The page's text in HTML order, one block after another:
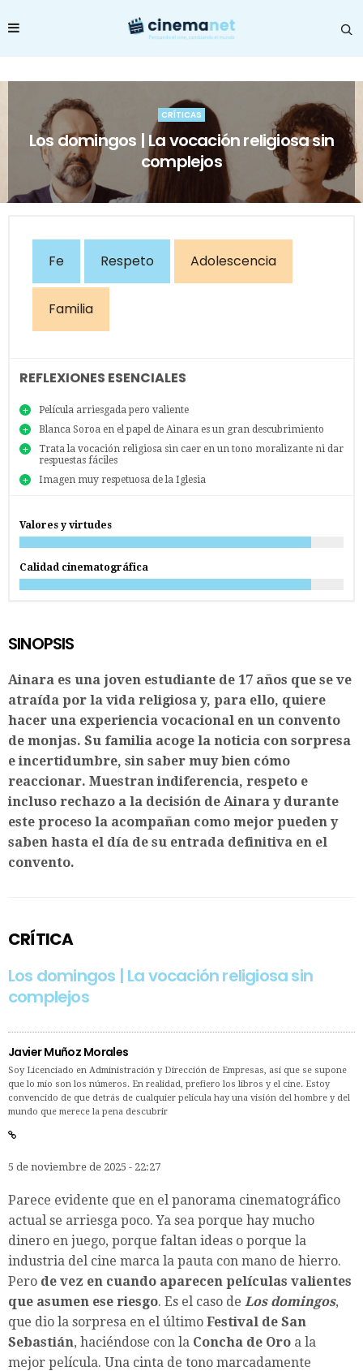
CRÍTICAS
Los domingos | La vocación religiosa sin
complejos
Fe Respeto Adolescencia
Familia
REFLEXIONES ESENCIALES
Película arriesgada pero valiente
Blanca Soroa en el papel de Ainara es un gran descubrimiento
Trata la vocación religiosa sin caer en un tono moralizante ni dar
respuestas fáciles
Imagen muy respetuosa de la Iglesia
Valores y virtudes
Calidad cinematográfica
SINOPSIS
Ainara es una joven estudiante de 17 años que se ve
atraída por la vida religiosa y, para ello, quiere
hacer una experiencia vocacional en un convento
de monjas. Su familia acoge la noticia con sorpresa
e incertidumbre, sin saber muy bien cómo
reaccionar. Muestran indiferencia, respeto e
incluso rechazo a la decisión de Ainara y durante
este proceso la acompañan como mejor pueden y
saben hasta el día de su entrada definitiva en el
convento.
CRÍTICA
Los domingos | La vocación religiosa sin
complejos
Javier Muñoz Morales
Soy Licenciado en Administración y Dirección de Empresas, así que se supone
que lo mío son los números. En realidad, prefiero los libros y el cine. Estoy
convencido de que detrás de cualquier película hay una visión del hombre y del
mundo que merece la pena descubrir
5 de noviembre de 2025 - 22:27
Parece evidente que en el panorama cinematográfico
actual se arriesga poco. Ya sea porque hay mucho
dinero en juego, porque faltan ideas o porque la
industria del cine marca la pauta con mano de hierro.
Pero de vez en cuando aparecen películas valientes
que asumen ese riesgo. Es el caso de Los domingos,
que dio la sorpresa en el último Festival de San
Sebastián, haciéndose con la Concha de Oro a la
mejor película. Una cinta de tono marcadamente